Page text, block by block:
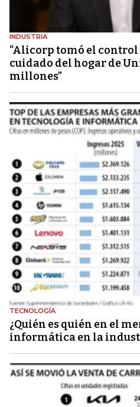
INDUSTRIA
“Alicorp tomó el control
cuidado del hogar de
millones”
TECNOLOGÍA
¿Quién es quién en el
informática en la